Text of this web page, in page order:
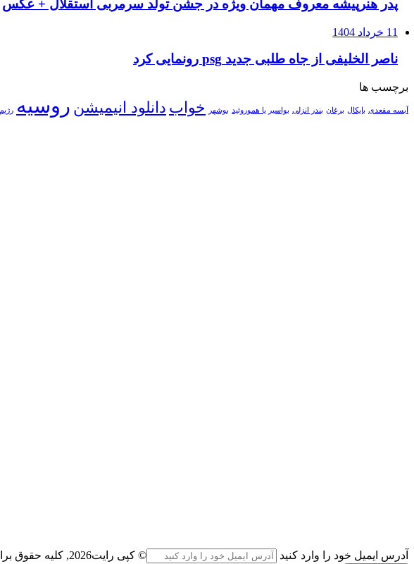
پدر هنرپیشه معروف مهمان ویژه در جشن تولد سرمربی استقلال + عکس
11 خرداد 1404
ناصر الخلیفی از جاه طلبی جدید psg رونمایی کرد
برچسب ها
آبسه مقعدی بایکال برغان بندر انزلی بواسیر یا هموروئید بوشهر خواب دانلود انیمیشن روسیه رژیم
آدرس ایمیل خود را وارد کنید
© کپی رایت2026, کلیه حقوق برای دیدگاه پلاس محفوظ است.